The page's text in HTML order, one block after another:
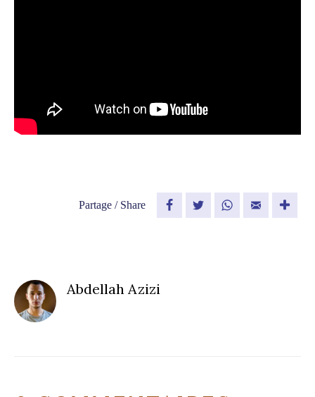
Partage / Share Facebook Twitter WhatsAppEmail
Abdellah Azizi